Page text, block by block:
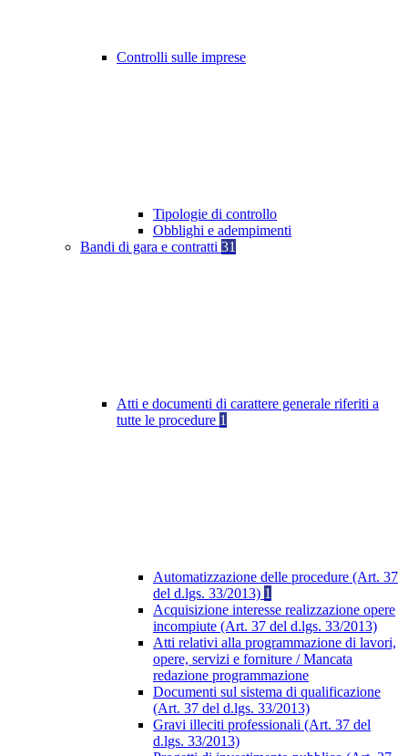
Controlli sulle imprese
Tipologie di controllo
Obblighi e adempimenti
Bandi di gara e contratti 31
Atti e documenti di carattere generale riferiti a
tutte le procedure 1
Automatizzazione delle procedure (Art. 37
del d.lgs. 33/2013) 1
Acquisizione interesse realizzazione opere
incompiute (Art. 37 del d.lgs. 33/2013)
Atti relativi alla programmazione di lavori,
opere, servizi e forniture / Mancata
redazione programmazione
Documenti sul sistema di qualificazione
(Art. 37 del d.lgs. 33/2013)
Gravi illeciti professionali (Art. 37 del
d.lgs. 33/2013)